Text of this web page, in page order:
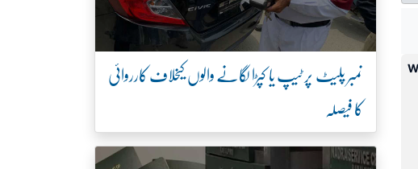
نمبر پلیٹ پر ٹیپ یا کپڑا لگانے والوں کیخلاف کارروائی
کا فیصلہ